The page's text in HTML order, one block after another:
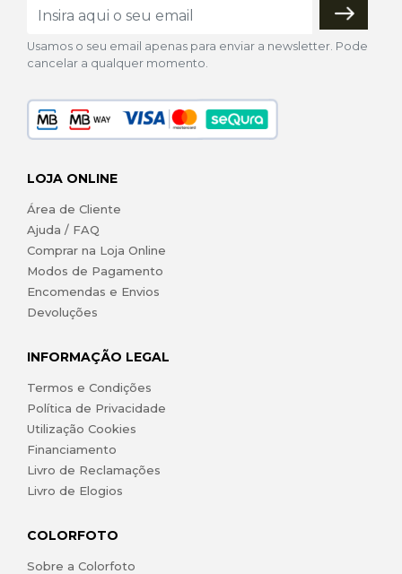
Usamos o seu email apenas para enviar a newsletter. Pode
cancelar a qualquer momento.
LOJA ONLINE
Área de Cliente
Ajuda / FAQ
Comprar na Loja Online
Modos de Pagamento
Encomendas e Envios
Devoluções
INFORMAÇÃO LEGAL
Termos e Condições
Política de Privacidade
Utilização Cookies
Financiamento
Livro de Reclamações
Livro de Elogios
COLORFOTO
Sobre a Colorfoto